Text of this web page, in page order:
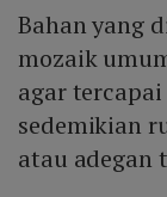
Bahan yang
mozaik
agar
sedemikian
atau adegan